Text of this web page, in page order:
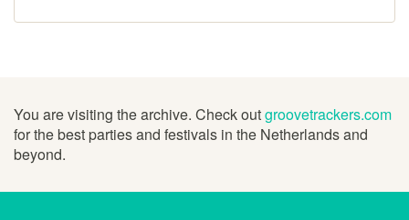
You are visiting the archive. Check outgroovetrackers.com
for the best parties and festivals in the Netherlands and
beyond.